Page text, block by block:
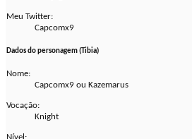
Meu Twitter:
Capcomx9
Dados do personagem (Tibia)
Nome:
Capcomx9 ou Kazemarus
Vocação:
Knight
Nível: